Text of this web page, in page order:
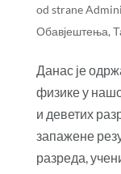
od strane
Обавјештења,
Данас је
физике у
и деветих
запажене
разреда,